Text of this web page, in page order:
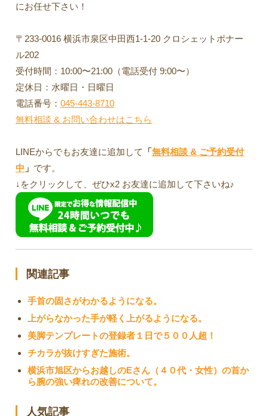
にお任せ下さい！
〒233-0016 横浜市泉区中田西1-1-20 クロシェットポナー
ル202
受付時間：10:00〜21:00（電話受付 9:00〜）
定休日：水曜日・日曜日
電話番号：045-443-8710
無料相談 & お問い合わせはこちら
LINEからでもお友達に追加して 「無料相談 & ご予約受付
中 」 です。
↓をクリックして、ぜひx2 お友達に追加して下さいね♪
関連記事
手首の固さがわかるようになる。
上がらなかった手が軽く上がるようになる。
美脚テンプレートの登録者１日で５００人超！
チカラが抜けすぎた施術。
横浜市旭区からお越しのEさん（４０代・女性）の首か
ら腕の強い痺れの改善について。
人気記事